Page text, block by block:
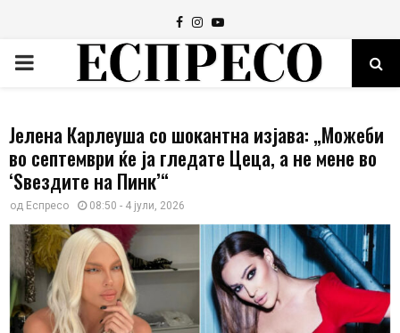
Facebook
Instagram
Youtube
PRIMARY
Јелена Карлеуша со шокантна изјава: „Можеби
во септември ќе ја гледате Цеца, а не мене во
‘Ѕвездите на Пинк’“
од Еспресо 08:50 - 4 јули, 2026